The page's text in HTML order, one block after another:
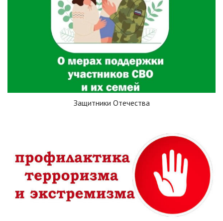
Защитники Отечества